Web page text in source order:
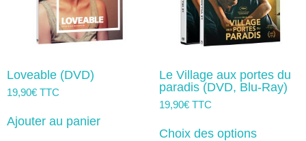
Loveable (DVD)
19,90€ TTC
Ajouter au panier
Le Village aux portes du
paradis (DVD, Blu-Ray)
19,90€ TTC
Choix des optionsproduit